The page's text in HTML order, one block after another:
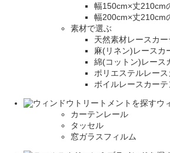
幅150cm×丈210cm
幅200cm×丈210cm
素材で選ぶ
天然素材レースカー
麻(リネン)レースカ
綿(コットン)レース
ポリエステルレー
ボイルレースカーテ
ウ
カーテンレール
タッセル
窓ガラスフィルム